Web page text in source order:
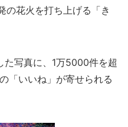
花火を打ち上げる「き
写真に、1万5000件を超
「いいね」が寄せられる